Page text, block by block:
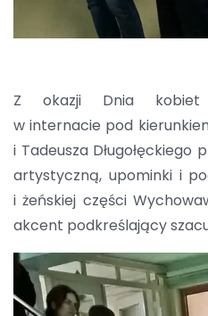
Z okazji Dnia kobiet
w internacie pod
i Tadeusza
artystyczną, upominki i
i żeńskiej części
akcent podkreślający